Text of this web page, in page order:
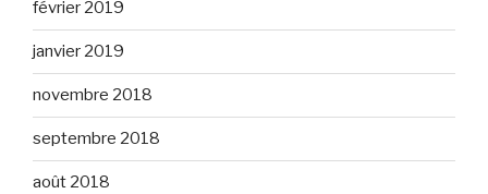
février 2019
janvier 2019
novembre 2018
septembre 2018
août 2018